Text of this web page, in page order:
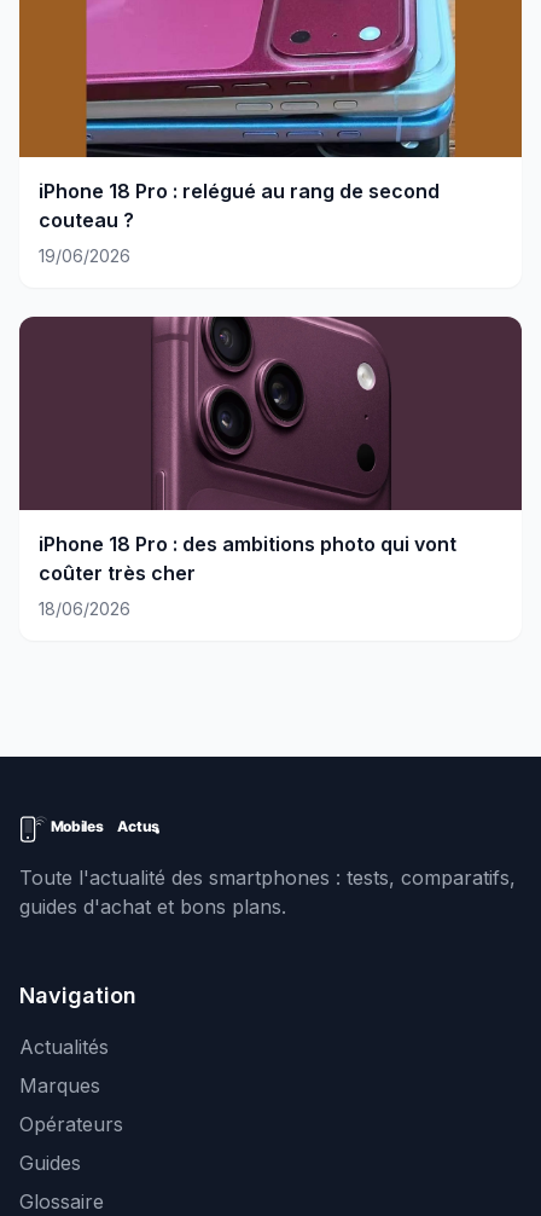
iPhone 18 Pro : relégué au rang de second
couteau ?
19/06/2026
iPhone 18 Pro : des ambitions photo qui vont
coûter très cher
18/06/2026
Toute l'actualité des smartphones : tests, comparatifs,
guides d'achat et bons plans.
Navigation
Actualités
Marques
Opérateurs
Guides
Glossaire